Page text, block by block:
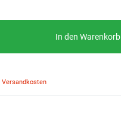
In den Warenkorb
Versandkosten